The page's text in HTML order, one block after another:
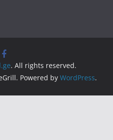
. All rights reserved.
Powered by WordPress.